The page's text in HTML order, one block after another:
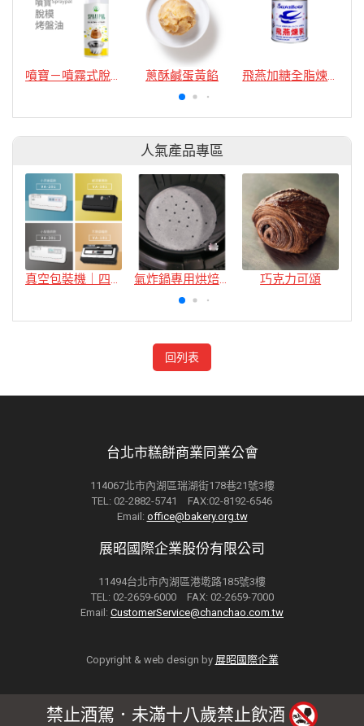
噴寶－噴霧式脫模烤盤油 蔥酥鹹蛋黃餡 飛燕加糖全脂煉乳 375g
人氣產品專區
真空包裝機｜四款 氣炸鍋專用烘焙紙 巧克力可頌
回列表
台北市糕餅商業同業公會
114067北市內湖區瑞湖街178巷21號3樓
TEL: 02-2882-5741 FAX:02-8192-6546
Email: office@bakery.org.tw
展昭國際企業股份有限公司
11494台北市內湖區港墘路185號3樓
TEL: 02-2659-6000 FAX: 02-2659-7000
Email: CustomerService@chanchao.com.tw
Copyright & web design by 展昭國際企業
禁止酒駕．未滿十八歲禁止飲酒